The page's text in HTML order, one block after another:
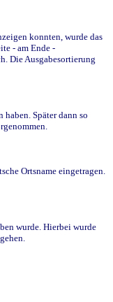
konnten, wurde das
- am Ende -
Die Ausgabesortierung
Später dann so
Ortsname eingetragen.
wurde. Hierbei wurde